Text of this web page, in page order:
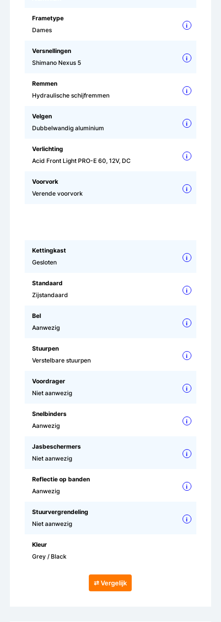
Frametype
Dames
i
Versnellingen
Shimano Nexus 5
i
Remmen
Hydraulische schijfremmen
i
Velgen
Dubbelwandig aluminium
i
Verlichting
Acid Front Light PRO-E 60, 12V, DC
i
Voorvork
Verende voorvork
i
Kettingkast
Gesloten
i
Standaard
Zijstandaard
i
Bel
Aanwezig
i
Stuurpen
Verstelbare stuurpen
i
Voordrager
Niet aanwezig
i
Snelbinders
Aanwezig
i
Jasbeschermers
Niet aanwezig
i
Reflectie op banden
Aanwezig
i
Stuurvergrendeling
Niet aanwezig
i
Kleur
Grey / Black
⇄ Vergelijk